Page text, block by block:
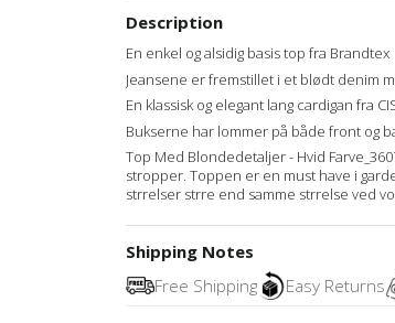
Description
En enkel og alsidig basis top fra Brandtex
Jeansene er fremstillet i et blødt denim
En klassisk og elegant lang cardigan fra
Bukserne har lommer på både front og
Top Med Blondedetaljer - Hvid
stropper. Toppen er en must have i
strrelser strre end samme strrelse ved
Shipping Notes
Free Shipping
Easy Returns